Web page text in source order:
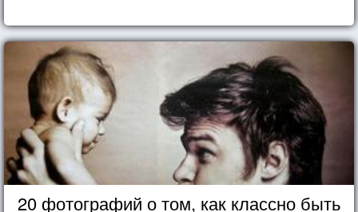
20 фотографий о том, как классно быть